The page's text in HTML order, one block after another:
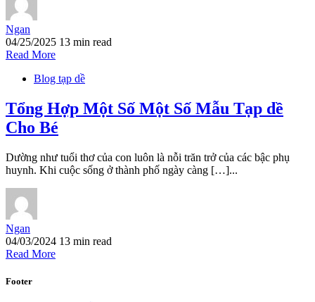
Ngan
04/25/2025 13 min read
Read More
Blog tạp dề
Tổng Hợp Một Số Một Số Mẫu Tạp dề
Cho Bé
Dường như tuổi thơ của con luôn là nỗi trăn trở của các bậc phụ
huynh. Khi cuộc sống ở thành phố ngày càng […]...
Ngan
04/03/2024 13 min read
Read More
Footer